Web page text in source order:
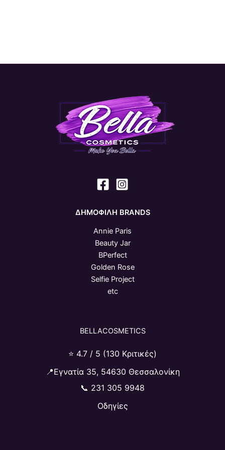
ΔΗΜΟΦΙΛΗ BRANDS
Annie Paris
Beauty Jar
BPerfect
Golden Rose
Selfie Project
etc
BELLACOSMETICS
⭐ 4.7 / 5 (130 Κριτικές)
📍Εγνατία 35, 54630 Θεσσαλονίκη
📞 231 305 9948
Οδηγίες